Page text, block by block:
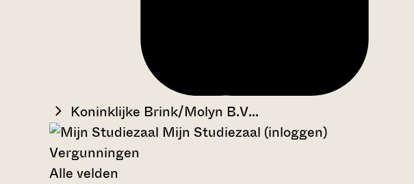
Koninklijke Brink/Molyn B.V...
Mijn Studiezaal (inloggen)
Vergunningen
Alle velden